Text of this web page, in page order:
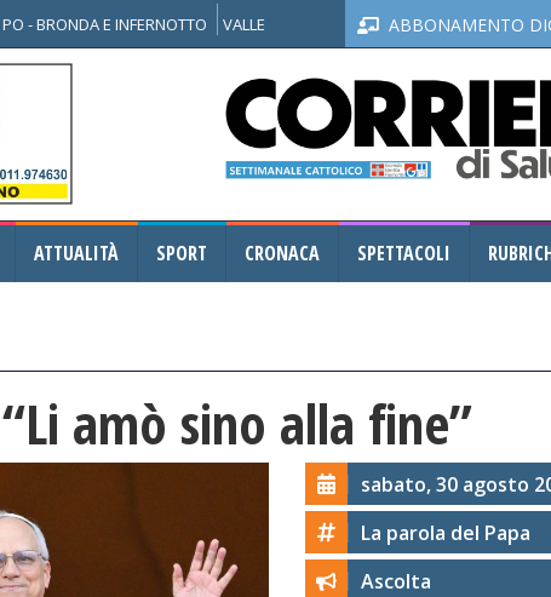
- BRONDA E INFERNOTTO
VALLE
ABBONAMENTO
ATTUALITÀ SPORT CRONACA SPETTACOLI
amò sino alla fine”
sabato, 30 agosto
La parola del Papa
Ascolta